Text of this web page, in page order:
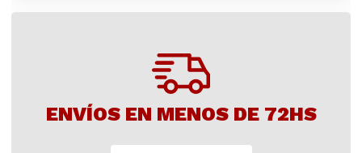
ENVÍOS EN MENOS DE 72HS